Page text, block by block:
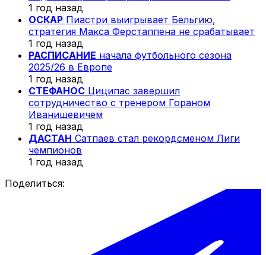
1 год назад
ОСКАР Пиастри выигрывает Бельгию,
стратегия Макса Ферстаппена не срабатывает
1 год назад
РАСПИСАНИЕ начала футбольного сезона
2025/26 в Европе
1 год назад
СТЕФАНОС Циципас завершил
сотрудничество с тренером Гораном
Иванишевичем
1 год назад
ДАСТАН Сатпаев стал рекордсменом Лиги
чемпионов
1 год назад
Поделиться: